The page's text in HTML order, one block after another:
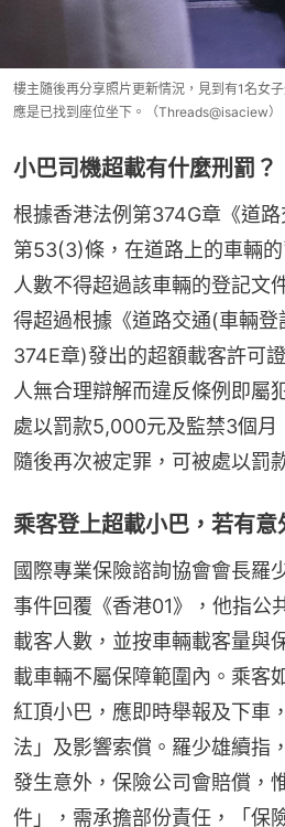
樓主隨後再分享照片更新情況，見到有1名女
應是已找到座位坐下。（Threads@isaciew）
小巴司機超載有什麼刑罰？
根據香港法例第374G章《道路
第53(3)條，在道路上的車輛的
人數不得超過該車輛的登記文
得超過根據《道路交通(車輛
374E章)發出的超額載客許可
人無合理辯解而違反條例即屬
處以罰款5,000元及監禁3個月
隨後再次被定罪，可被處以罰
乘客登上超載小巴，若有意
國際專業保險諮詢協會會長羅
事件回覆《香港01》，他指公
載客人數，並按車輛載客量與
載車輛不屬保障範圍內。乘客
紅頂小巴，應即時舉報及下車
法」及影響索償。羅少雄續指
發生意外，保險公司會賠償，
件」，需承擔部份責任，「保